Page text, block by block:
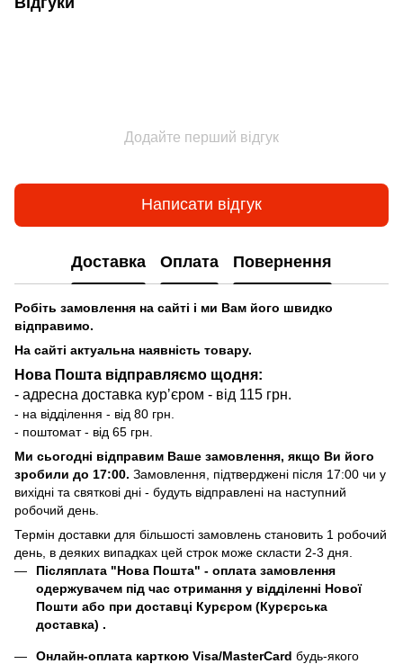
Додайте перший відгук
Написати відгук
Доставка Оплата Повернення
Робіть замовлення на сайті і ми Вам його швидко
відправимо.
На сайті актуальна наявність товару.
Нова Пошта відправляємо щодня:
- адресна доставка курʼєром - від 115 грн.
- на відділення - від 80 грн.
- поштомат - від 65 грн.
Ми сьогодні відправим Ваше замовлення, якщо Ви його
зробили до 17:00. Замовлення, підтверджені після 17:00 чи у
вихідні та святкові дні - будуть відправлені на наступний
робочий день.
Термін доставки для більшості замовлень становить 1 робочий
день, в деяких випадках цей строк може скласти 2-3 дня.
Післяплата "Нова Пошта" - оплата замовлення
одержувачем під час отримання у відділенні Нової
Пошти або при доставці Курєром (Курєрська
доставка) .
Онлайн-оплата карткою Visa/MasterCard будь-якого